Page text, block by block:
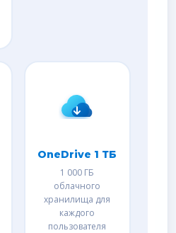
OneDrive 1 ТБ
1 000 ГБ
облачного
хранилища для
каждого
пользователя